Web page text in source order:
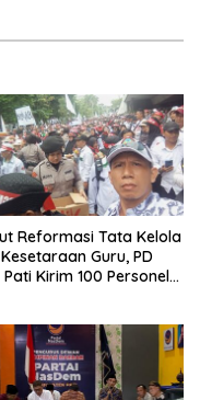
Reformasi Tata Kelola
Guru, PD
Pati Kirim 100 Personel